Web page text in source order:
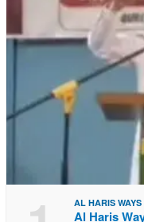
AL HARIS WAYS
Al Haris